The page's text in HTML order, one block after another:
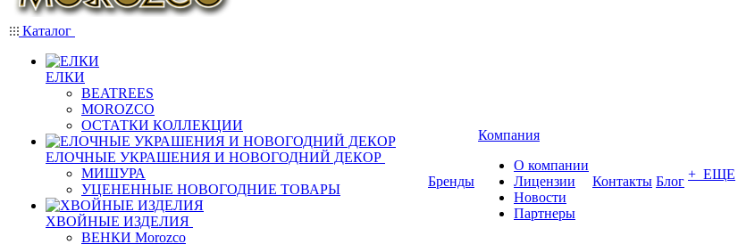
Каталог
ЕЛКИ
BEATREES
MOROZCO
ОСТАТКИ КОЛЛЕКЦИИ
ЕЛОЧНЫЕ УКРАШЕНИЯ И НОВОГОДНИЙ ДЕКОР
МИШУРА
УЦЕНЕННЫЕ НОВОГОДНИЕ ТОВАРЫ
ХВОЙНЫЕ ИЗДЕЛИЯ
ВЕНКИ Morozco
Бренды
Компания
О компании
Лицензии
Новости
Партнеры
Контакты Блог + ЕЩЕ